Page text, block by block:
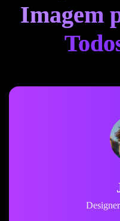
Imagem